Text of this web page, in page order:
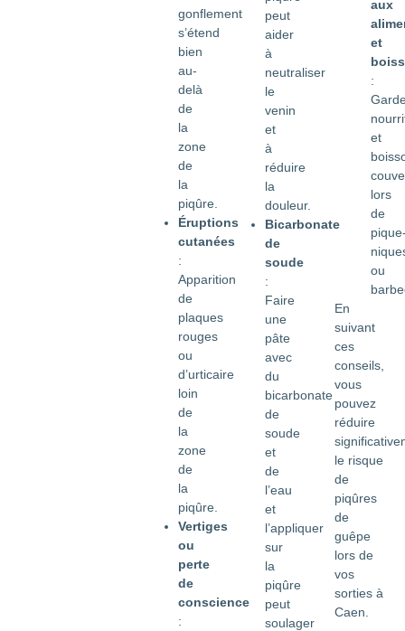
gonflement
s’étend
bien
au-
delà
de
la
zone
de
la
piqûre.
Éruptions
cutanées
:
Apparition
de
plaques
rouges
ou
d’urticaire
loin
de
la
zone
de
la
piqûre.
Vertiges
ou
perte
de
conscience
:
peut
aider
à
neutraliser
le
venin
et
à
réduire
la
douleur.
Bicarbonate
de
soude
:
Faire
une
pâte
avec
du
bicarbonate
de
soude
et
de
l’eau
et
l’appliquer
sur
la
piqûre
peut
soulager
aux
et
:
et
lors
de
ou
En
suivant
ces
conseils,
vous
pouvez
réduire
le risque
de
piqûres
de
guêpe
lors de
vos
sorties à
Caen.